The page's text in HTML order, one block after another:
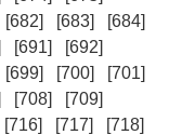
[682] [683]
[684]
[691]
[692]
[699] [700]
[701]
[708]
[709]
[716] [717]
[718]